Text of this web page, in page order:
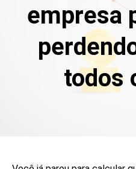
empresa
todos